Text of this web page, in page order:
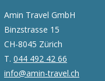
Amin Travel GmbH
Binzstrasse 15
CH-8045 Zürich
T. 044 492 42 66
info@amin-travel.ch